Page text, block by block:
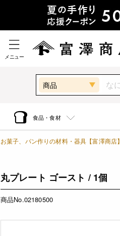
メニュー
商品
食品・食材
お菓子、パン作りの材料・器具【富澤商店】
丸プレート ゴースト / 1個
商品No.02180500